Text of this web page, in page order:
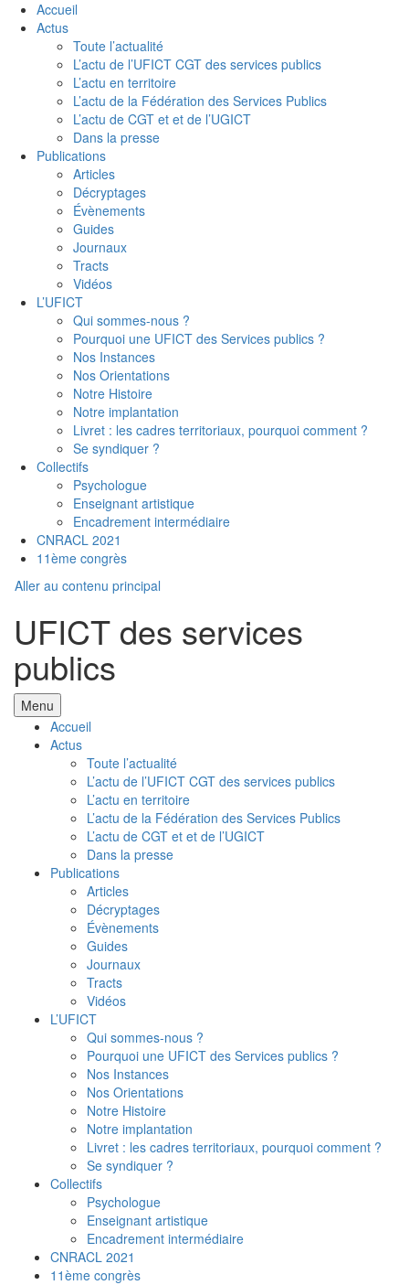
Accueil
Actus
Toute l’actualité
L’actu de l’UFICT CGT des services publics
L’actu en territoire
L’actu de la Fédération des Services Publics
L’actu de CGT et et de l’UGICT
Dans la presse
Publications
Articles
Décryptages
Évènements
Guides
Journaux
Tracts
Vidéos
L’UFICT
Qui sommes-nous ?
Pourquoi une UFICT des Services publics ?
Nos Instances
Nos Orientations
Notre Histoire
Notre implantation
Livret : les cadres territoriaux, pourquoi comment ?
Se syndiquer ?
Collectifs
Psychologue
Enseignant artistique
Encadrement intermédiaire
CNRACL 2021
11ème congrès
Aller au contenu principal
UFICT des services
publics
Menu
Accueil
Actus
Toute l’actualité
L’actu de l’UFICT CGT des services publics
L’actu en territoire
L’actu de la Fédération des Services Publics
L’actu de CGT et et de l’UGICT
Dans la presse
Publications
Articles
Décryptages
Évènements
Guides
Journaux
Tracts
Vidéos
L’UFICT
Qui sommes-nous ?
Pourquoi une UFICT des Services publics ?
Nos Instances
Nos Orientations
Notre Histoire
Notre implantation
Livret : les cadres territoriaux, pourquoi comment ?
Se syndiquer ?
Collectifs
Psychologue
Enseignant artistique
Encadrement intermédiaire
CNRACL 2021
11ème congrès